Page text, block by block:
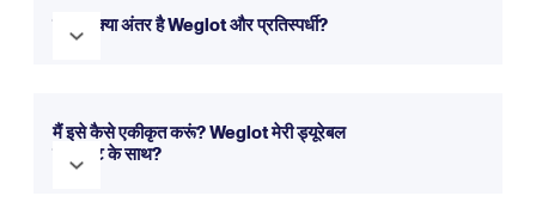
में आपकी वेबसाइट को बहुभाषी बनाने के लिए सहजता से एकीकृत हो जाता है।
आप हमारे ट्रायल के साथ इसे मुफ्त में आज़मा सकते हैं।
के बीच क्या अंतर है Weglot और प्रतिस्पर्धी?
एक व्यापक दृष्टिकोण प्रदान करता है।
अधिक जानकारी के लिए आप हमारा
तुलना पृष्ठ देख सकते हैं।
मैं इसे कैसे एकीकृत करूं? Weglot मेरी ड्यूरेबल
वेबसाइट के साथ?